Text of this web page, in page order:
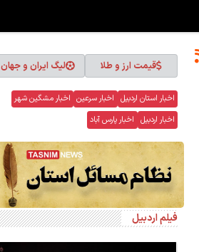
قیمت ارز و طلا لیگ ایران و جهان
اخبار استان اردبیل اخبار سرعین اخبار مشگین شهر
اخبار اردبیل اخبار پارس آباد
فیلم اردبیل